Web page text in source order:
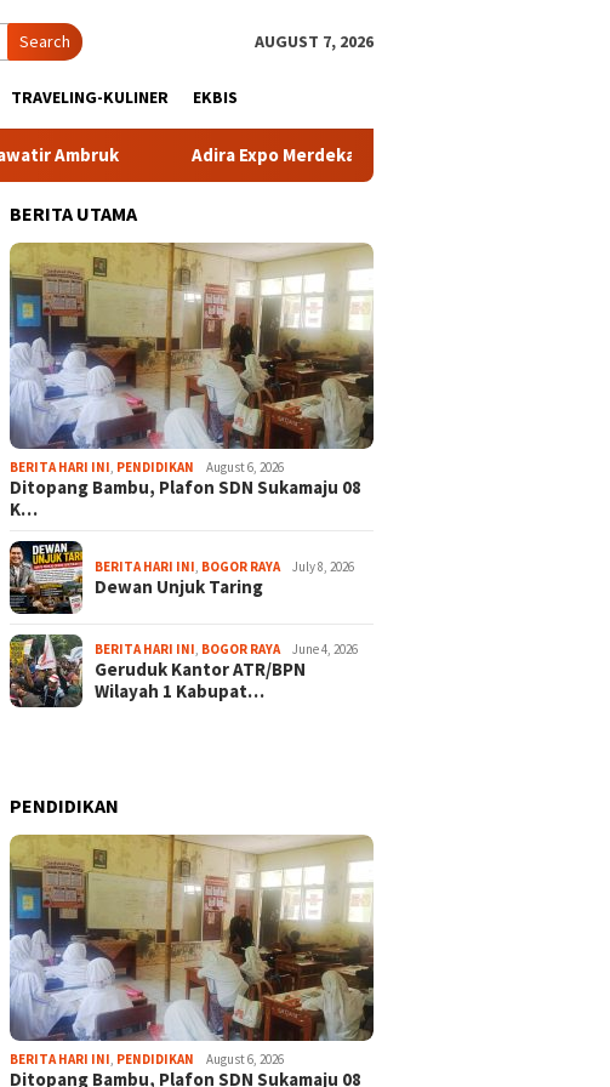
Search AUGUST 7, 2026
TRAVELING-KULINER EKBIS
Adira Expo Merdeka Tawarkan Bunga 1,76 Persen
August 6, 2026
Ada untuk Masyarakat,
Katar Kabupaten Bogor
August 6, 2026
Babah Alun Beri Motivasi
Atlet Disabilitas NPCI
BERITA UTAMA
BERITA HARI INI PENDIDIKAN August 6, 2026
Ditopang Bambu, Plafon SDN Sukamaju 08
K…
BERITA HARI INI BOGOR RAYA July 8, 2026
Dewan Unjuk Taring
BERITA HARI INI BOGOR RAYA June 4, 2026
Geruduk Kantor ATR/BPN
Wilayah 1 Kabupat…
PENDIDIKAN
BERITA HARI INI PENDIDIKAN August 6, 2026
Ditopang Bambu, Plafon SDN Sukamaju 08